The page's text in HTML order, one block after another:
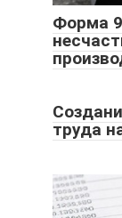
Форма
труда